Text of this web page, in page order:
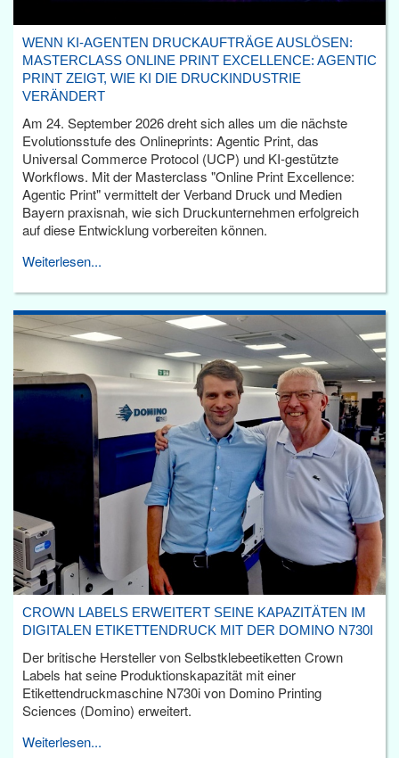
WENN KI-AGENTEN DRUCKAUFTRÄGE AUSLÖSEN:
MASTERCLASS ONLINE PRINT EXCELLENCE: AGENTIC
PRINT ZEIGT, WIE KI DIE DRUCKINDUSTRIE
VERÄNDERT
Am 24. September 2026 dreht sich alles um die nächste
Evolutionsstufe des Onlineprints: Agentic Print, das
Universal Commerce Protocol (UCP) und KI-gestützte
Workflows. Mit der Masterclass "Online Print Excellence:
Agentic Print" vermittelt der Verband Druck und Medien
Bayern praxisnah, wie sich Druckunternehmen erfolgreich
auf diese Entwicklung vorbereiten können.
Weiterlesen...
CROWN LABELS ERWEITERT SEINE KAPAZITÄTEN IM
DIGITALEN ETIKETTENDRUCK MIT DER DOMINO N730I
Der britische Hersteller von Selbstklebeetiketten Crown
Labels hat seine Produktionskapazität mit einer
Etikettendruckmaschine N730i von Domino Printing
Sciences (Domino) erweitert.
Weiterlesen...